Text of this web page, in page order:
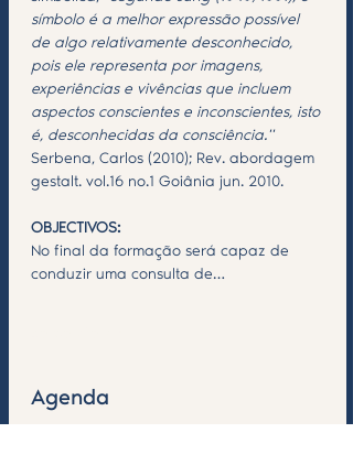
símbolo é a melhor expressão possível
de algo relativamente desconhecido,
pois ele representa por imagens,
experiências e vivências que incluem
aspectos conscientes e inconscientes, isto
é, desconhecidas da consciência.''
Serbena, Carlos (2010); Rev. abordagem
gestalt. vol.16 no.1 Goiânia jun. 2010.
OBJECTIVOS:
No final da formação será capaz de
conduzir uma consulta de…
Agenda